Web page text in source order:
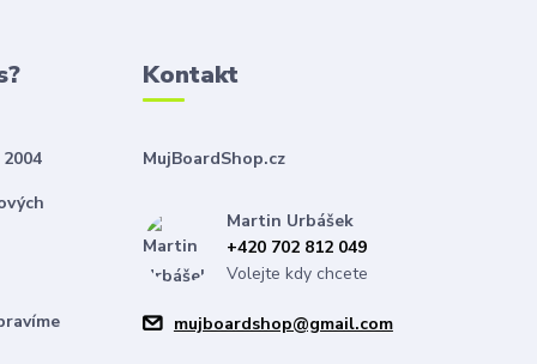
Kontakt
MujBoardShop.cz
Martin Urbášek
+420 702 812 049
Volejte kdy chcete
mujboardshop@gmail.com